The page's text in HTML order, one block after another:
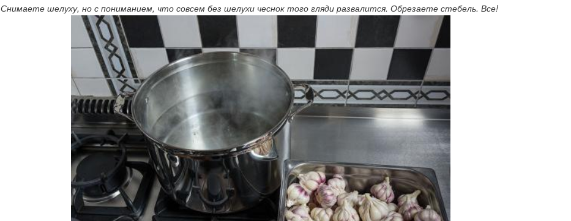
Снимаете шелуху, но с пониманием, что совсем без шелухи чеснок того гляди развалится. Обрезаете стебель. Все!